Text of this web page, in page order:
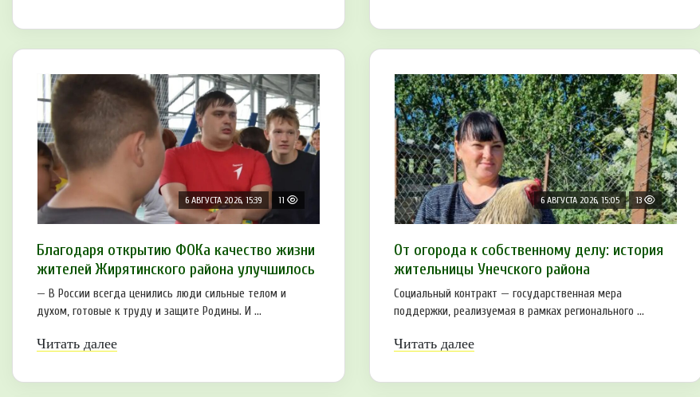
6 АВГУСТА 2026, 15:39 11
Благодаря открытию ФОКа качество жизни
жителей Жирятинского района улучшилось
— В России всегда ценились люди сильные телом и
духом, готовые к труду и защите Родины. И ...
Читать далее
6 АВГУСТА 2026, 15:05 13
От огорода к собственному делу: история
жительницы Унечского района
Социальный контракт — государственная мера
поддержки, реализуемая в рамках регионального ...
Читать далее